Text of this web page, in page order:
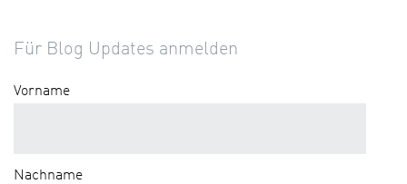
Für Blog Updates anmelden
Vorname
Nachname